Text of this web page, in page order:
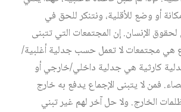
أو وضع للأقلية، ونتنكر للحق في
لحقوق الإنسان. إن المجتمعات التي تتبنى
هي مجتمعات لا تعمل حسب جدلية أغلبية/
كارثية هي جدلية داخلي/خارجي أو
فمن لا يتبنى الإجماع يدفع به خارج
الخارج. ولا حل آخر لهم غير تبني